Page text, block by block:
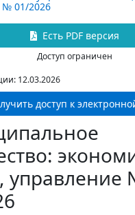
№ 01/2026
Есть PDF версия
Доступ ограничен
12.03.2026
доступ к
управление